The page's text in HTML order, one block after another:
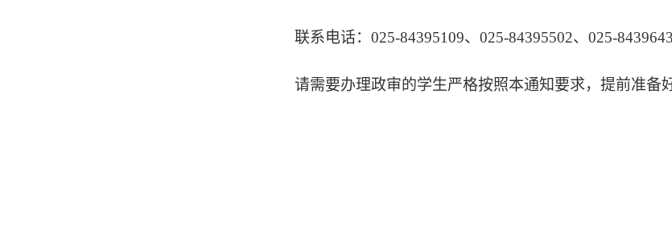
联系电话： 025-84395109、025-84395502、025-
请需要办理政审的学生严格按照本通知要求，提前准备